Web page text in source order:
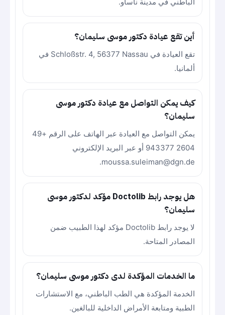
أين تقع عيادة دكتور موسى سليمان؟
تقع العيادة في Schloßstr. 4, 56377 Nassau في
ألمانيا.
كيف يمكن التواصل مع عيادة دكتور موسى
سليمان؟
يمكن التواصل مع العيادة عبر الهاتف على الرقم +49
2604 943377 أو عبر البريد الإلكتروني
moussa.suleiman@dgn.de.
هل يوجد رابط Doctolib مؤكد لدكتور موسى
سليمان؟
لا يوجد رابط Doctolib مؤكد لهذا الطبيب ضمن
المصادر المتاحة.
ما الخدمات المؤكدة لدى دكتور موسى سليمان؟
الخدمة المؤكدة هي الطب الباطني، مع الاستشارات
الطبية ومتابعة الأمراض الداخلية للبالغين.